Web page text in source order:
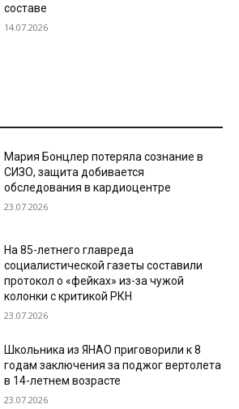
составе
14.07.2026
Мария Бонцлер потеряла сознание в
СИЗО, защита добивается
обследования в кардиоцентре
23.07.2026
На 85-летнего главреда
социалистической газеты составили
протокол о «фейках» из-за чужой
колонки с критикой РКН
23.07.2026
Школьника из ЯНАО приговорили к 8
годам заключения за поджог вертолета
в 14-летнем возрасте
23.07.2026